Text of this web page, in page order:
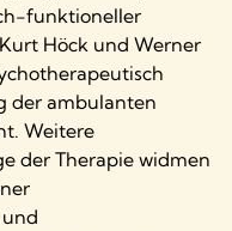
funktioneller
Höck und Werner
der ambulanten
Weitere
der Therapie widmen